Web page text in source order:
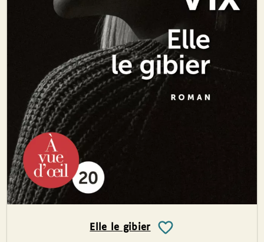
Elle le gibier